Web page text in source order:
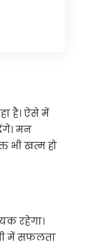
है। ऐसे में
मन
भी खत्म हो
रहेगा।
में सफलता